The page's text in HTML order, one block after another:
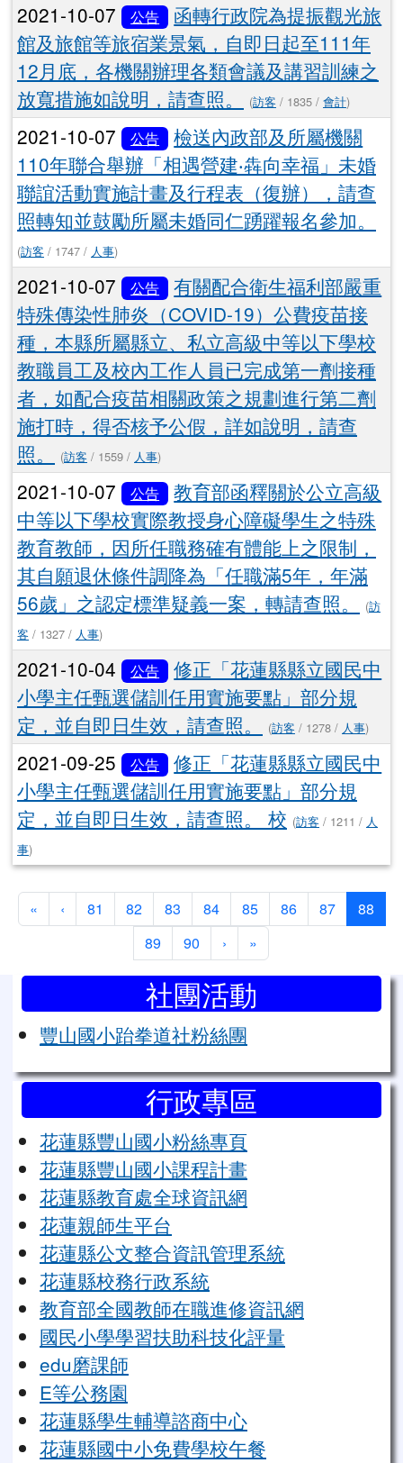
2021-10-07 公告
函轉行政院為提振觀光旅
館及旅館等旅宿業景氣，自即日起至111年
12月底，各機關辦理各類會議及講習訓練之
放寬措施如說明，請查照。
(訪客 / 1835 / 會計)
2021-10-07 公告
檢送內政部及所屬機關
110年聯合舉辦「相遇營建‧犇向幸福」未婚
聯誼活動實施計畫及行程表（復辦），請查
照轉知並鼓勵所屬未婚同仁踴躍報名參加。
(訪客 / 1747 / 人事)
2021-10-07 公告
有關配合衛生福利部嚴重
特殊傳染性肺炎（COVID-19）公費疫苗接
種，本縣所屬縣立、私立高級中等以下學校
教職員工及校內工作人員已完成第一劑接種
者，如配合疫苗相關政策之規劃進行第二劑
施打時，得否核予公假，詳如說明，請查
照。
(訪客 / 1559 / 人事)
2021-10-07 公告
教育部函釋關於公立高級
中等以下學校實際教授身心障礙學生之特殊
教育教師，因所任職務確有體能上之限制，
其自願退休條件調降為「任職滿5年，年滿
56歲」之認定標準疑義一案，轉請查照。
(訪
客 / 1327 / 人事)
2021-10-04 公告
修正「花蓮縣縣立國民中
小學主任甄選儲訓任用實施要點」部分規
定，並自即日生效，請查照。
(訪客 / 1278 / 人事)
2021-09-25 公告
修正「花蓮縣縣立國民中
小學主任甄選儲訓任用實施要點」部分規
定，並自即日生效，請查照。 校 (訪客 / 1211 / 人
事)
«第一頁
‹上一頁
81 82 83 84 85 86 87 88(目
89
90 › 下一頁
»
左邊區域內容 社團活動
豐山國小跆拳道社粉絲團
行政專區
花蓮縣豐山國小粉絲專頁
花蓮縣豐山國小課程計畫
花蓮縣教育處全球資訊網
花蓮親師生平台
花蓮縣公文整合資訊管理系統
花蓮縣校務行政系統
教育部全國教師在職進修資訊網
國民小學學習扶助科技化評量
edu磨課師
E等公務園
花蓮縣學生輔導諮商中心
花蓮縣國中小免費學校午餐